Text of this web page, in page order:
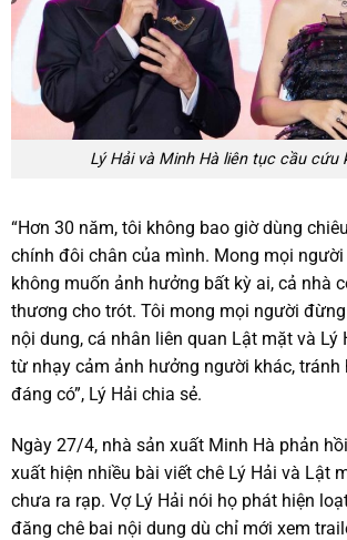
Lý Hải và Minh Hà liên tục cầu cứu
“Hơn 30 năm, tôi không bao giờ dùng
chính đôi chân của mình. Mong mọi người
không muốn ảnh hưởng bất kỳ ai, cả nhà
thương cho trót. Tôi mong mọi người
nội dung, cá nhân liên quan Lật mặt và Lý
từ nhạy cảm ảnh hưởng người khác, tránh
đáng có”, Lý Hải chia sẻ.
Ngày 27/4, nhà sản xuất Minh Hà phản
xuất hiện nhiều bài viết chê Lý Hải và Lật
chưa ra rạp. Vợ Lý Hải nói họ phát hiện
đăng chê bai nội dung dù chỉ mới xem